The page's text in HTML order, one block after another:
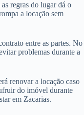
regras do lugar dá o
a locação sem
entre as partes. No
problemas durante a
renovar a locação caso
do imóvel durante
em Zacarias.